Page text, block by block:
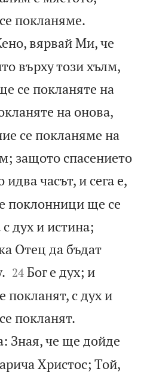
покланяме.
вярвай Ми, че
върху този хълм,
се покланяте на
на онова,
се покланяме на
защото спасението
идва часът, и сега е,
поклонници ще се
дух и истина;
Отец да бъдат


24 Бог е дух; и
покланят, с дух и
покланят.
Зная, че ще дойде
Христос; Той,